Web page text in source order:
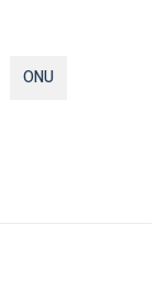
ONU